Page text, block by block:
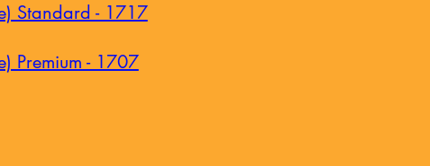
Standard - 1717
Premium - 1707